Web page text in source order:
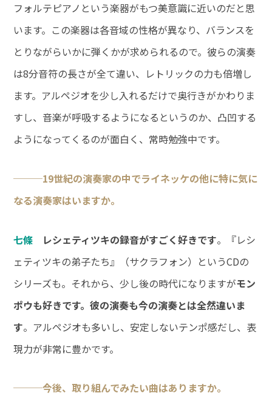
フォルテピアノという楽器がもつ美意識に近いのだと思
います。この楽器は各音域の性格が異なり、バランスを
とりながらいかに弾くかが求められるので。彼らの演奏
は8分音符の長さが全て違い、レトリックの力も倍増し
ます。アルペジオを少し入れるだけで奥行きがかわりま
すし、音楽が呼吸するようになるというのか、凸凹する
ようになってくるのが面白く、常時勉強中です。
───19世紀の演奏家の中でライネッケの他に特に気に
なる演奏家はいますか。
七條 レシェティツキの録音がすごく好きです。『レシ
ェティツキの弟子たち』（サクラフォン）というCDの
シリーズも。それから、少し後の時代になりますがモン
ポウも好きです。彼の演奏も今の演奏とは全然違いま
す。アルペジオも多いし、安定しないテンポ感だし、表
現力が非常に豊かです。
───今後、取り組んでみたい曲はありますか。